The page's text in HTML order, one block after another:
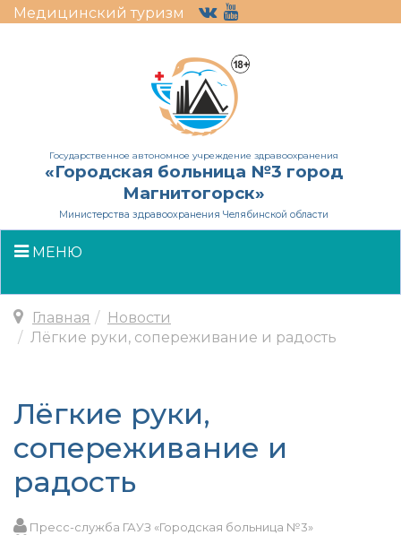
Медицинский туризм
Государственное автономное учреждение здравоохранения
«Городская больница №3 город
Магнитогорск»
Министерства здравоохранения Челябинской области
МЕНЮ
Главная
Новости
Лёгкие руки, сопереживание и радость
Лёгкие руки,
сопереживание и
радость
Пресс-служба ГАУЗ «Городская больница №3»